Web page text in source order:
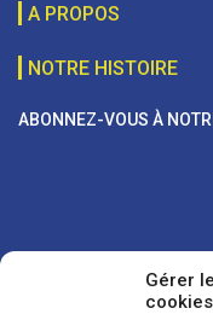
Gérer
cookies
A PROPOS
NOTRE HISTOIRE
ABONNEZ-VOUS À